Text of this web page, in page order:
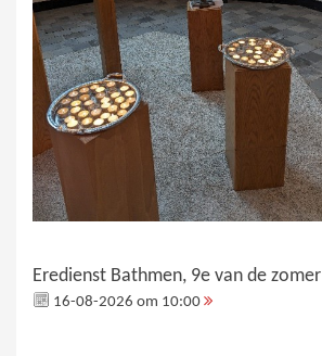
Eredienst Bathmen, 9e van de zomer
16-08-2026 om 10:00